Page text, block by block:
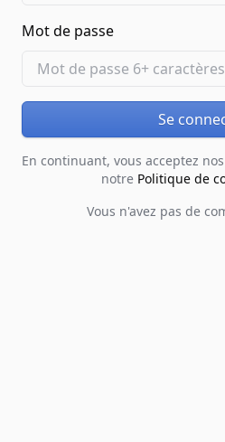
Mot de passe
Se
En continuant, vous acceptez nos
notre Politique de
Vous n'avez pas de